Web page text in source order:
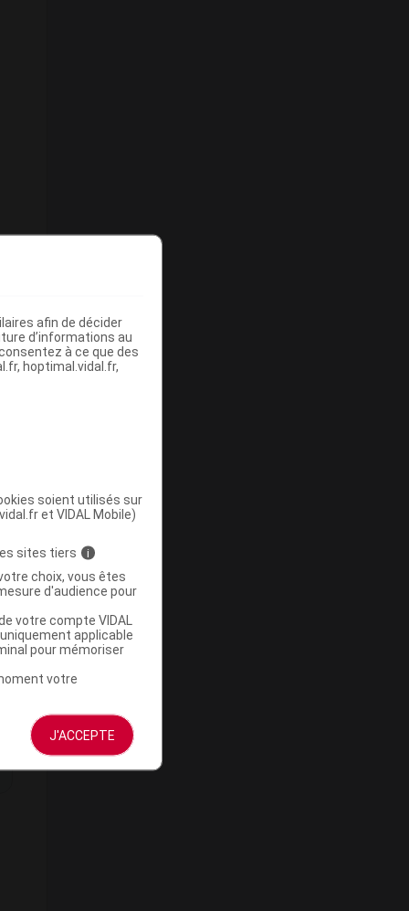
afin de décider
d’informations au
à ce que des
hoptimal.vidal.fr,
soient utilisés sur
et VIDAL Mobile)
sites tiers i
choix, vous êtes
d'audience pour
votre compte VIDAL
applicable
pour mémoriser
votre
J'ACCEPTE